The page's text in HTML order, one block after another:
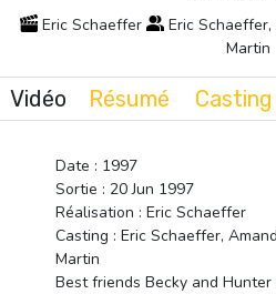
Eric Schaeffer
Eric Schaeffer,
Martin
Vidéo Résumé Casting
Date : 1997
Sortie : 20 Jun 1997
Réalisation : Eric Schaeffer
Casting : Eric Schaeffer,
Martin
Best friends Becky and